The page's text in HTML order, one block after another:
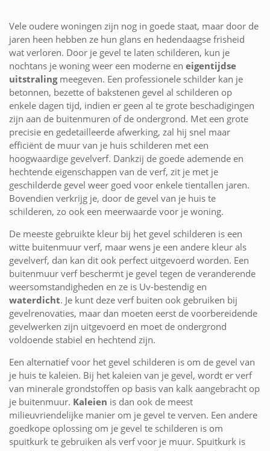
Vele oudere woningen zijn nog in goede staat, maar door de
jaren heen hebben ze hun glans en hedendaagse frisheid
wat verloren. Door je gevel te laten schilderen, kun je
nochtans je woning weer een moderne en eigentijdse
uitstralingmeegeven. Een professionele schilder kan je
betonnen, bezette of bakstenen gevel al schilderen op
enkele dagen tijd, indien er geen al te grote beschadigingen
zijn aan de buitenmuren of de ondergrond. Met een grote
precisie en gedetailleerde afwerking, zal hij snel maar
efficiënt de muur van je huis schilderen met een
hoogwaardige gevelverf. Dankzij de goede ademende en
hechtende eigenschappen van de verf, zit je met je
geschilderde gevel weer goed voor enkele tientallen jaren.
Bovendien verkrijg je, door de gevel van je huis te
schilderen, zo ook een meerwaarde voor je woning.
De meeste gebruikte kleur bij het gevel schilderen is een
witte buitenmuur verf, maar wens je een andere kleur als
gevelverf, dan kan dit ook perfect uitgevoerd worden. Een
buitenmuur verf beschermt je gevel tegen de veranderende
weersomstandigheden en ze is Uv-bestendig en
waterdicht. Je kunt deze verf buiten ook gebruiken bij
gevelrenovaties, maar dan moeten eerst de voorbereidende
gevelwerken zijn uitgevoerd en moet de ondergrond
voldoende stabiel en hechtend zijn.
Een alternatief voor het gevel schilderen is om de gevel van
je huis te kaleien. Bij het kaleien van je gevel, wordt er verf
van minerale grondstoffen op basis van kalk aangebracht op
je buitenmuur. Kaleien is dan ook de meest
milieuvriendelijke manier om je gevel te verven. Een andere
goedkope oplossing om je gevel te schilderen is om
spuitkurk te gebruiken als verf voor je muur. Spuitkurk is